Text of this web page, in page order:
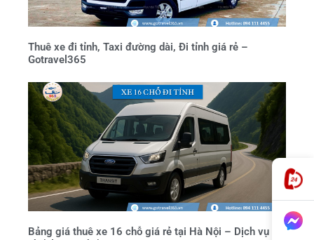
Thuê xe đi tỉnh, Taxi đường dài, Đi tỉnh giá rẻ –
Gotravel365
Bảng giá thuê xe 16 chỗ giá rẻ tại Hà Nội – Dịch vụ